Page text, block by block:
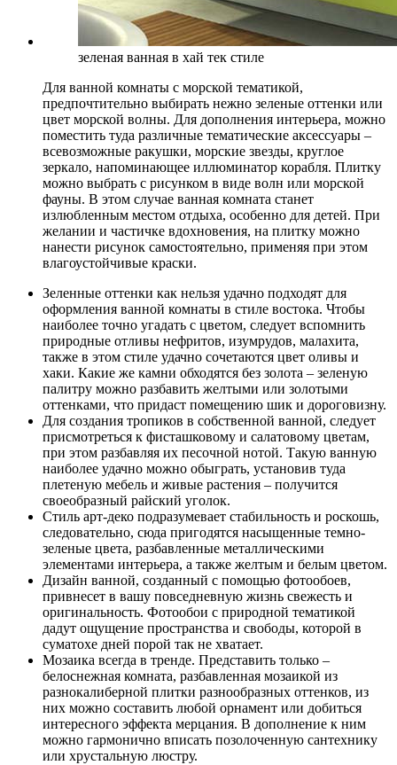
зеленая ванная в хай тек стиле
Для ванной комнаты с морской тематикой,
предпочтительно выбирать нежно зеленые оттенки или
цвет морской волны. Для дополнения интерьера, можно
поместить туда различные тематические аксессуары –
всевозможные ракушки, морские звезды, круглое
зеркало, напоминающее иллюминатор корабля. Плитку
можно выбрать с рисунком в виде волн или морской
фауны. В этом случае ванная комната станет
излюбленным местом отдыха, особенно для детей. При
желании и частичке вдохновения, на плитку можно
нанести рисунок самостоятельно, применяя при этом
влагоустойчивые краски.
Зеленные оттенки как нельзя удачно подходят для
оформления ванной комнаты в стиле востока. Чтобы
наиболее точно угадать с цветом, следует вспомнить
природные отливы нефритов, изумрудов, малахита,
также в этом стиле удачно сочетаются цвет оливы и
хаки. Какие же камни обходятся без золота – зеленую
палитру можно разбавить желтыми или золотыми
оттенками, что придаст помещению шик и дороговизну.
Для создания тропиков в собственной ванной, следует
присмотреться к фисташковому и салатовому цветам,
при этом разбавляя их песочной нотой. Такую ванную
наиболее удачно можно обыграть, установив туда
плетеную мебель и живые растения – получится
своеобразный райский уголок.
Стиль арт-деко подразумевает стабильность и роскошь,
следовательно, сюда пригодятся насыщенные темно-
зеленые цвета, разбавленные металлическими
элементами интерьера, а также желтым и белым цветом.
Дизайн ванной, созданный с помощью фотообоев,
привнесет в вашу повседневную жизнь свежесть и
оригинальность. Фотообои с природной тематикой
дадут ощущение пространства и свободы, которой в
суматохе дней порой так не хватает.
Мозаика всегда в тренде. Представить только –
белоснежная комната, разбавленная мозаикой из
разнокалиберной плитки разнообразных оттенков, из
них можно составить любой орнамент или добиться
интересного эффекта мерцания. В дополнение к ним
можно гармонично вписать позолоченную сантехнику
или хрустальную люстру.